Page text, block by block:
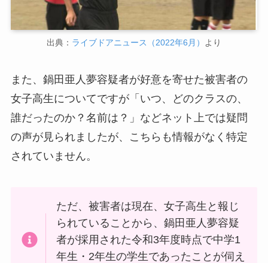
出典： ライブドアニュース（2022年6月） より
また、鍋田亜人夢容疑者が好意を寄せた被害者の
女子高生についてですが「いつ、どのクラスの、
誰だったのか？名前は？」などネット上では疑問
の声が見られましたが、こちらも情報がなく特定
されていません。
ただ、被害者は現在、女子高生と報じ
られていることから、鍋田亜人夢容疑
者が採用された令和3年度時点で中学1
年生・2年生の学生であったことが伺え